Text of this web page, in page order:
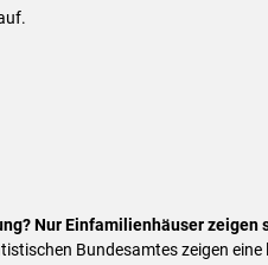
Nur Einfamilienhäuser zeigen
Bundesamtes zeigen